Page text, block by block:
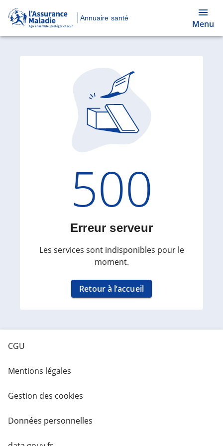
Annuaire santé
Menu
Code
500
Erreur serveur
Les services sont indisponibles pour le
moment.
Retour à l’accueil
CGU
Mentions légales
Gestion des cookies
Données personnelles